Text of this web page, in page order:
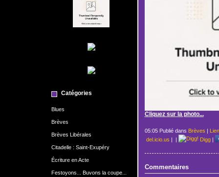
Catégories
Blues
Brèves
Brèves Libérales
Citadelle : Saint-Exupéry
Écriture en Acte
Festoyons... Buvons la coupe...
Cliquez sur la photo...
05:05 Publié dans Brèves |
del.icio.us | | Digg|
Commentaires